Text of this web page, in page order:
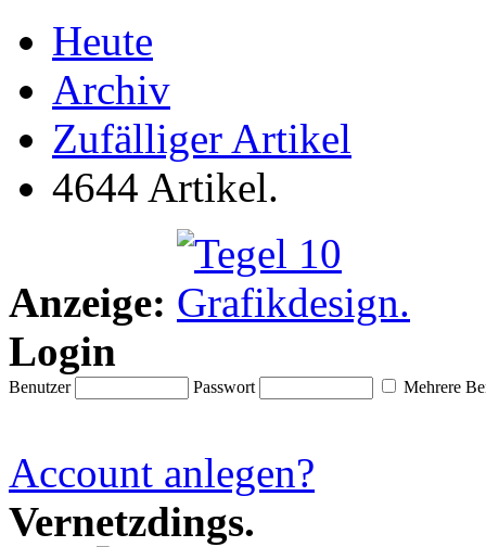
Heute
Archiv
Zufälliger Artikel
4644 Artikel.
Anzeige:
Login
Benutzer Passwort Mehrere
Account anlegen?
Vernetzdings.